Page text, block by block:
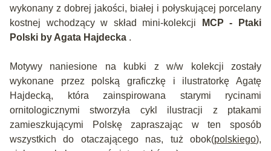
wykonany z dobrej jakości, białej i połyskującej porcelany
kostnej wchodzący w skład mini-kolekcji
MCP - Ptaki
Polski by Agata Hajdecka .
Motywy naniesione na kubki z w/w kolekcji zostały
wykonane przez polską graficzkę i ilustratorkę Agatę
Hajdecką, która zainspirowana starymi rycinami
ornitologicznymistworzyła cykl ilustracji z ptakami
zamieszkującymi Polskę zapraszając w ten sposób
wszystkich do otaczającego nas, tuż obok(polskiego),